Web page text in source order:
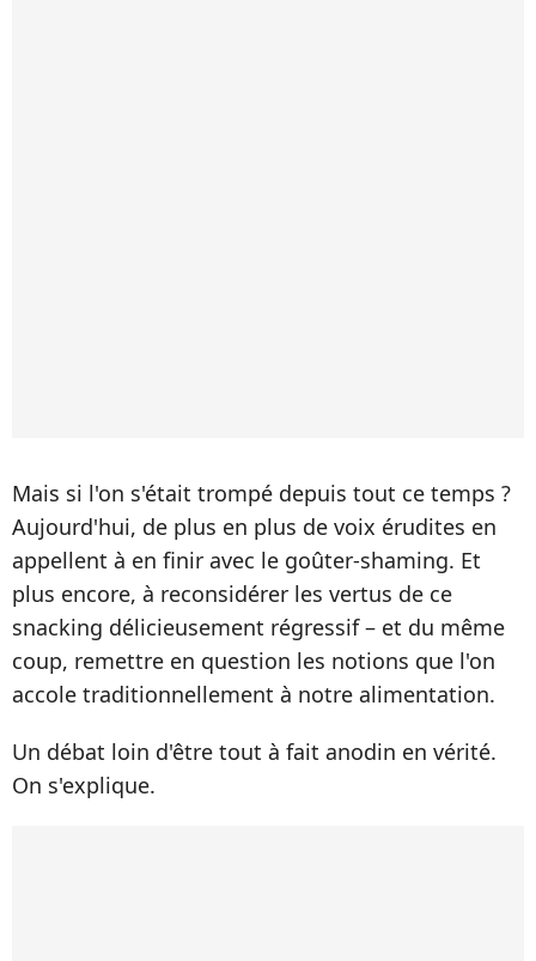
Mais si l'on s'était trompé depuis tout ce temps ?
Aujourd'hui, de plus en plus de voix érudites en
appellent à en finir avec le goûter-shaming. Et
plus encore, à reconsidérer les vertus de ce
snacking délicieusement régressif – et du même
coup, remettre en question les notions que l'on
accole traditionnellement à notre alimentation.
Un débat loin d'être tout à fait anodin en vérité.
On s'explique.